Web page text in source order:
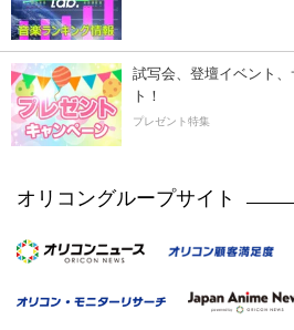
試写会、登壇イベント
ト！
プレゼント特集
オリコングループサイト